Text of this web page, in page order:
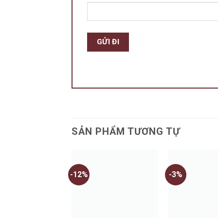
SẢN PHẨM TƯƠNG TỰ
-12% -3%